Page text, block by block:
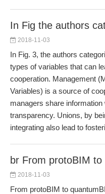
In Fig the authors
2018-11-03
In Fig. 3, the authors
types of variables that can
cooperation. Management
Variables) is a source of
managers share information
transparency. Unions, by
integrating also lead to
br From protoBIM to
2018-11-03
From protoBIM to